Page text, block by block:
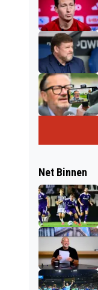
Net Binnen